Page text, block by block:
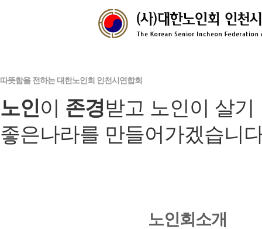
따뜻함을 전하는 대한노인회 인천시연합회
노인이 존경받고 노인이 살기
좋은나라를 만들어가겠습니
노인회소개